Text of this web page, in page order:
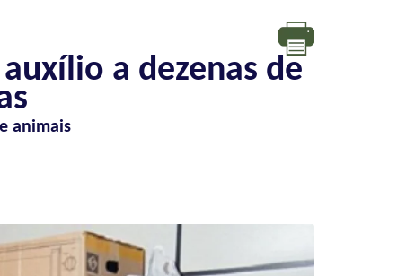
a dezenas de
animais